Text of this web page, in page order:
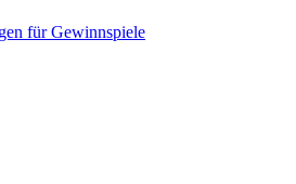
für Gewinnspiele